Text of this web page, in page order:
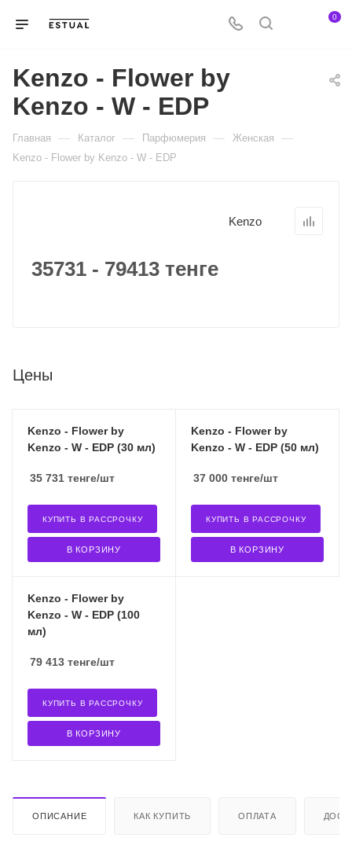
0
Kenzo - Flower by
Kenzo - W - EDP
Главная — Каталог — Парфюмерия — Женская —
Kenzo - Flower by Kenzo - W - EDP
Kenzo
35731 - 79413 тенге
Цены
Kenzo - Flower by
Kenzo - W - EDP (30 мл)
35 731 тенге/шт
В КОРЗИНУ
КУПИТЬ В РАССРОЧКУ
Kenzo - Flower by
Kenzo - W - EDP (50 мл)
37 000 тенге/шт
В КОРЗИНУ
КУПИТЬ В РАССРОЧКУ
Kenzo - Flower by
Kenzo - W - EDP (100
мл)
79 413 тенге/шт
В КОРЗИНУ
КУПИТЬ В РАССРОЧКУ
ОПИСАНИЕ КАК КУПИТЬ ОПЛАТА